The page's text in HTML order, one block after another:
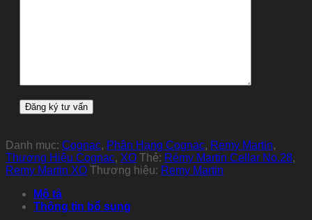
Danh mục: Cognac, Phân Hạng Cognac, Remy Martin,
Thương Hiệu Cognac, XO Thẻ: Rémy Martin Cellar No.28,
Remy Martin XO
Thương hiệu: Remy Martin
Mô tả
Thông tin bổ sung